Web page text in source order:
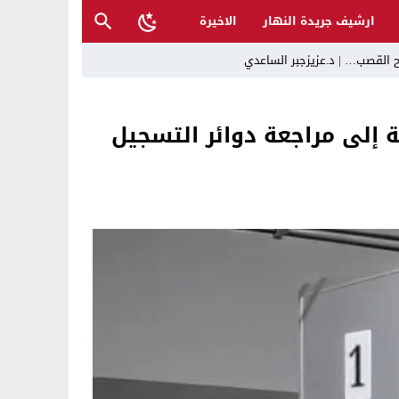
ارشيف جريدة النهار
الاخيرة
القصب… | د.عزيزجبر الساعدي
وتدعو إلى تحري الدقة
إلى مراجعة دوائر التسجيل